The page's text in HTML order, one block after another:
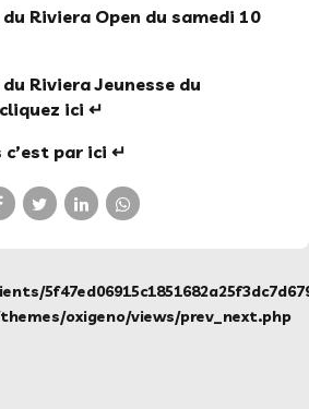
Riviera Open du samedi 10
Riviera Jeunesse du
ici ↵
par ici ↵
oxigeno/views/prev_next.php